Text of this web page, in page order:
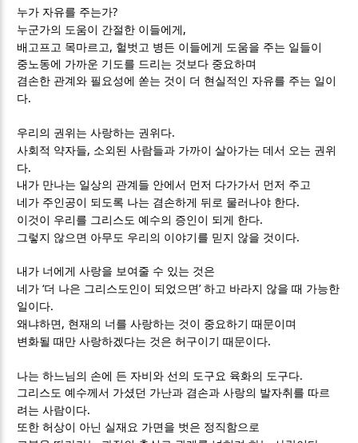
누가 자유를 주는가?
누군가의 도움이 간절한 이들에게 ,
배고프고 목마르고 , 헐벗고 병든 이들에게 도움을 주는 일들이
중노동에 가까운 기도를 드리는 것보다 중요하며
겸손한 관계와 필요성에 쏟는 것이 더 현실적인 자유를 주는 일이
다.
우리의 권위는 사랑하는 권위다.
사회적 약자들, 소외된 사람들과 가까이 살아가는 데서 오는 권위
다.
내가 만나는 일상의 관계들 안에서 먼저 다가가서 먼저 주고
네가 주인공이 되도록 나는 겸손하게 뒤로 물러나야 한다.
이것이 우리를 그리스도 예수의 증인이 되게 한다.
그렇지 않으면 아무도 우리의 이야기를 믿지 않을 것이다.
내가 너에게 사랑을 보여줄 수 있는 것은
네가‘더 나은 그리스도인이 되었으면’하고 바라지 않을 때 가능한
일이다.
왜냐하면 , 현재의 너를 사랑하는 것이 중요하기 때문이며
변화될 때만 사랑하겠다는 것은 허구이기 때문이다.
나는 하느님의 손에 든 자비와 선의 도구요 육화의 도구다.
그리스도 예수께서 가셨던 가난과 겸손과 사랑의 발자취를 따르
려는 사람이다.
또한 허상이 아닌 실재요 가면을 벗은 정직함으로